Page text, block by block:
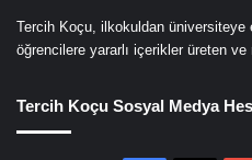
Tercih Koçu, ilkokuldan üniversiteye
öğrencilere yararlı içerikler üreten
Tercih Koçu Sosyal Medya